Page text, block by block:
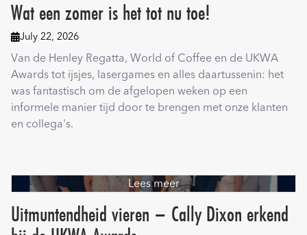
Wat een zomer is het tot nu toe!
July 22, 2026
Van de Henley Regatta, World of Coffee en de UKWA
Awards tot ijsjes, lasergames en alles daartussenin: het
was fantastisch om de afgelopen weken op een
informele manier tijd door te brengen met onze klanten
en collega's.
Lees meer
Uitmuntendheid vieren – Cally Dixon erkend